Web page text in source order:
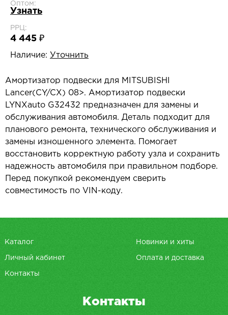
Оптом:
Узнать
РРЦ:
4 445 ₽
Наличие: Уточнить
Амортизатор подвески для MITSUBISHI
Lancer(CY/CX) 08>. Амортизатор подвески
LYNXauto G32432 предназначен для замены и
обслуживания автомобиля. Деталь подходит для
планового ремонта, технического обслуживания и
замены изношенного элемента. Помогает
восстановить корректную работу узла и сохранить
надежность автомобиля при правильном подборе.
Перед покупкой рекомендуем сверить
совместимость по VIN-коду.
Каталог Новинки и хиты
Личный кабинет Оплата и доставка
Контакты
Контакты